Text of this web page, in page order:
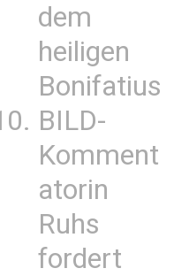
dem
heiligen
Bonifatius
BILD-
Komment
atorin
Ruhs
fordert